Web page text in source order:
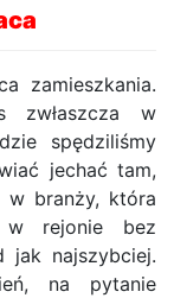
zamieszkania.
zwłaszcza w
spędziliśmy
jechać tam,
w branży, która
w rejonie bez
jak najszybciej.
na pytanie